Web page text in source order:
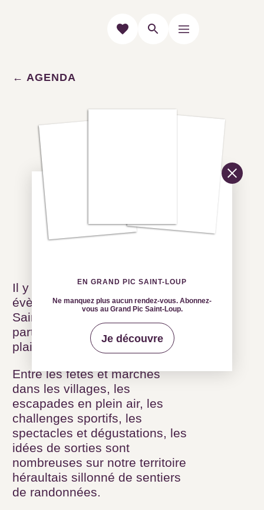
AGENDA
Tout l'agenda
Toutes les manifestations en
Grand Pic Saint-Loup d'un
coup d'oeil.
Envie de sortir
Il y a sûrement des évènements
en Grand Pic Saint-Loup et chez
nos partenaires qui sauront vous
plaire.
les villages, les escapades en
plein air, les challenges sportifs,
les spectacles et dégustations,
les idées de sorties sont
nombreuses sur notre territoire
héraultais sillonné de sentiers de
randonnées.
EN GRAND PIC SAINT-LOUP
Ne manquez plus aucun rendez-vous. Abonnez-
vous au Grand Pic Saint-Loup.
Je découvre